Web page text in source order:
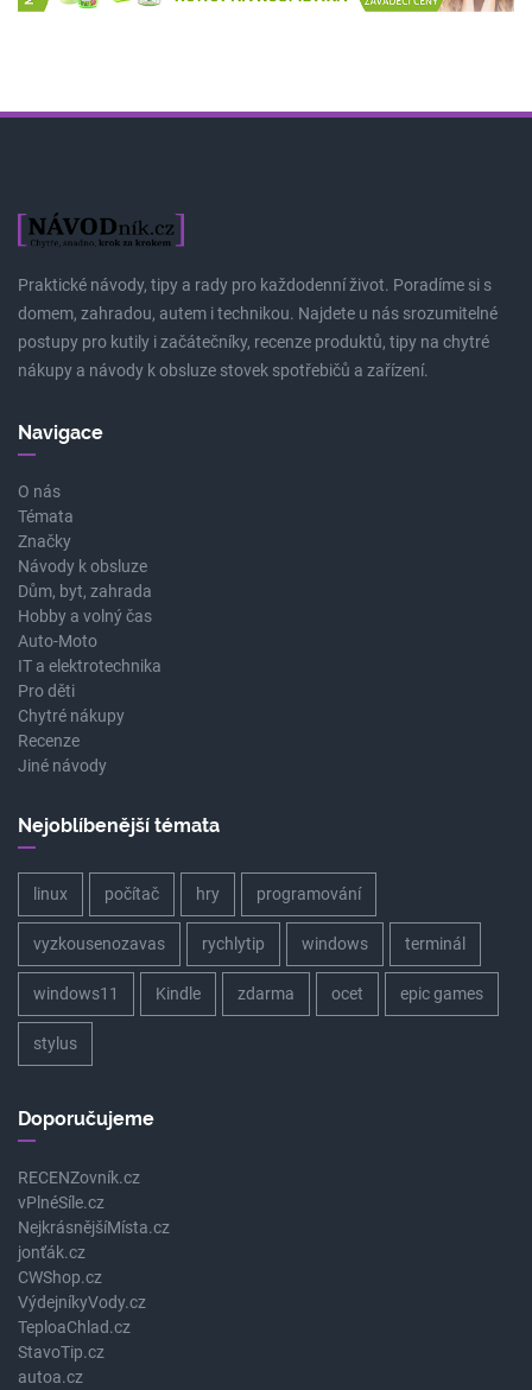
Praktické návody, tipy a rady pro každodenní život. Poradíme si s
domem, zahradou, autem i technikou. Najdete u nás srozumitelné
postupy pro kutily i začátečníky, recenze produktů, tipy na chytré
nákupy a návody k obsluze stovek spotřebičů a zařízení.
Navigace
O nás
Témata
Značky
Návody k obsluze
Dům, byt, zahrada
Hobby a volný čas
Auto-Moto
IT a elektrotechnika
Pro děti
Chytré nákupy
Recenze
Jiné návody
Nejoblíbenější témata
linux počítač hry programování
vyzkousenozavas rychlytip windows terminál
windows11 Kindle zdarma ocet epic games
stylus
Doporučujeme
RECENZovník.cz
vPlnéSíle.cz
NejkrásnějšíMísta.cz
jonťák.cz
CWShop.cz
VýdejníkyVody.cz
TeploaChlad.cz
StavoTip.cz
autoa.cz